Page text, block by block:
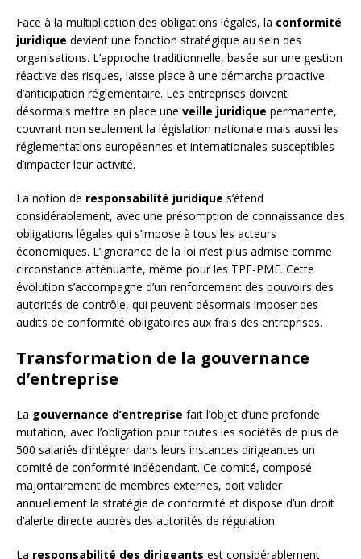
Face à la multiplication des obligations légales, la conformité
juridique devient une fonction stratégique au sein des
organisations. L’approche traditionnelle, basée sur une gestion
réactive des risques, laisse place à une démarche proactive
d’anticipation réglementaire. Les entreprises doivent
désormais mettre en place une veille juridique permanente,
couvrant non seulement la législation nationale mais aussi les
réglementations européennes et internationales susceptibles
d’impacter leur activité.
La notion de responsabilité juridique s’étend
considérablement, avec une présomption de connaissance des
obligations légales qui s’impose à tous les acteurs
économiques. L’ignorance de la loi n’est plus admise comme
circonstance atténuante, même pour les TPE-PME. Cette
évolution s’accompagne d’un renforcement des pouvoirs des
autorités de contrôle, qui peuvent désormais imposer des
audits de conformité obligatoires aux frais des entreprises.
Transformation de la gouvernance
d’entreprise
La gouvernance d’entreprise fait l’objet d’une profonde
mutation, avec l’obligation pour toutes les sociétés de plus de
500 salariés d’intégrer dans leurs instances dirigeantes un
comité de conformité indépendant. Ce comité, composé
majoritairement de membres externes, doit valider
annuellement la stratégie de conformité et dispose d’un droit
d’alerte directe auprès des autorités de régulation.
La responsabilité des dirigeants est considérablement